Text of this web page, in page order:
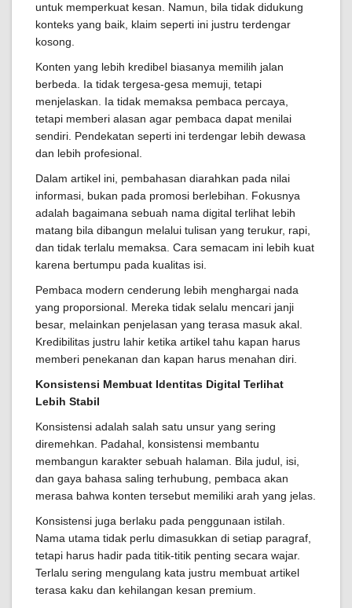
untuk memperkuat kesan. Namun, bila tidak didukung
konteks yang baik, klaim seperti ini justru terdengar
kosong.
Konten yang lebih kredibel biasanya memilih jalan
berbeda. Ia tidak tergesa-gesa memuji, tetapi
menjelaskan. Ia tidak memaksa pembaca percaya,
tetapi memberi alasan agar pembaca dapat menilai
sendiri. Pendekatan seperti ini terdengar lebih dewasa
dan lebih profesional.
Dalam artikel ini, pembahasan diarahkan pada nilai
informasi, bukan pada promosi berlebihan. Fokusnya
adalah bagaimana sebuah nama digital terlihat lebih
matang bila dibangun melalui tulisan yang terukur, rapi,
dan tidak terlalu memaksa. Cara semacam ini lebih kuat
karena bertumpu pada kualitas isi.
Pembaca modern cenderung lebih menghargai nada
yang proporsional. Mereka tidak selalu mencari janji
besar, melainkan penjelasan yang terasa masuk akal.
Kredibilitas justru lahir ketika artikel tahu kapan harus
memberi penekanan dan kapan harus menahan diri.
Konsistensi Membuat Identitas Digital Terlihat
Lebih Stabil
Konsistensi adalah salah satu unsur yang sering
diremehkan. Padahal, konsistensi membantu
membangun karakter sebuah halaman. Bila judul, isi,
dan gaya bahasa saling terhubung, pembaca akan
merasa bahwa konten tersebut memiliki arah yang jelas.
Konsistensi juga berlaku pada penggunaan istilah.
Nama utama tidak perlu dimasukkan di setiap paragraf,
tetapi harus hadir pada titik-titik penting secara wajar.
Terlalu sering mengulang kata justru membuat artikel
terasa kaku dan kehilangan kesan premium.